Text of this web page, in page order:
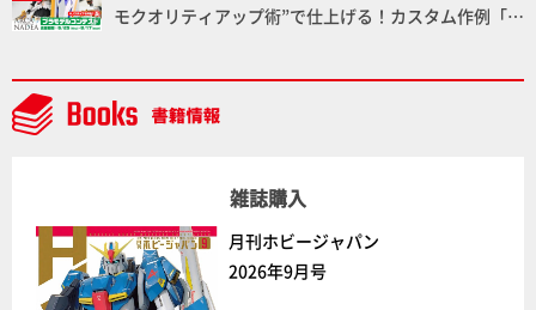
モクオリティアップ術”で仕上げる！カスタム作例「白
デルコンテスト」～8月17日（月）11:59まで応募受付
中】
雑誌購入
月刊ホビージャパン
2026年9月号